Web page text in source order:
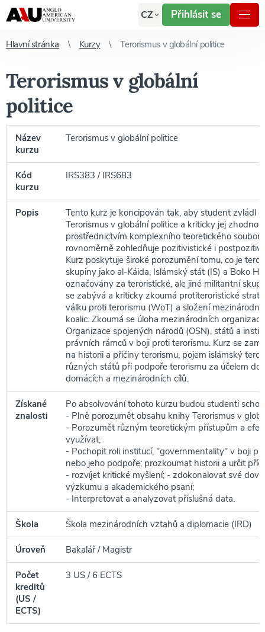
CZ Přihlásit se
Hlavní stránka Kurzy Terorismus v globální politice
Terorismus v globální
politice
Název
kurzu
Terorismus v globální politice
Kód
kurzu
IRS383 / IRS683
Popis
Tento kurz je koncipován tak, aby student zvládl
Terorismus v globální politice a kriticky jej zhodnotil
prostřednictvím komplexního teoretického
rovnoměrně zohledňuje pozitivistické i
Kurz poskytuje široké porozumění tomu, co je
skupiny jako al-Káida, Islámský stát (IS) a Boko
označovány za teroristické, ale jiné militantní
se zabývá a kriticky zkoumá protiteroristické
válku proti terorismu (WoT) a složení
koalic. Zkoumá se úloha mezinárodních
Organizace spojených národů (OSN), států a
právních rámců v boji proti terorismu. Kurz se
na historii a příčiny terorismu, pojem islámský
různých států při podpoře terorismu za účelem
domácích a mezinárodních cílů.
Získané
znalosti
Po absolvování tohoto kurzu budou studenti
- Plně porozumět obsahu knihy Terorismus v
- Porozumět různým teoretickým přístupům a
využívat;
- Pochopit roli institucí, "governmentality" v boji
nebo jeho podpoře; prozkoumat historii a určit
- rozvíjet kritické myšlení; - zdokonalovat své
výzkumu a akademického psaní;
- Interpretovat a analyzovat příslušná data.
Škola Škola mezinárodních vztahů a diplomacie (IRD)
Úroveň Bakalář / Magistr
Počet
kreditů
(US /
ECTS)
3 US / 6 ECTS